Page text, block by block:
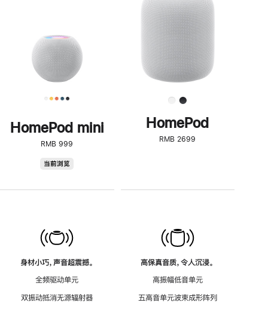
HomePod mini
RMB 999
当前浏览
身材小巧，声音超震撼。
全频驱动单元
双振动抵消无源辐射器
了
解
HomePod<
HomePod
RMB 2699
高保真音质，令人沉浸。
高振幅低音单元
五高音单元波束成形阵列